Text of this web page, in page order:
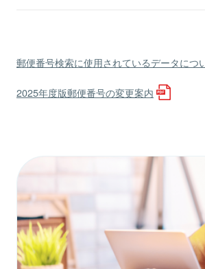
郵便番号検索に使用されているデータにつ
2025年度版郵便番号の変更案内